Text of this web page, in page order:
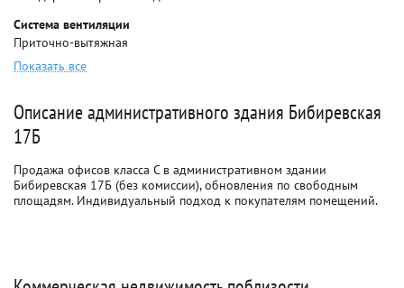
Система вентиляции
Приточно-вытяжная
Показать все
Описание административного здания Бибиревская
17Б
Продажа офисов класса C в административном здании
Бибиревская 17Б (без комиссии), обновления по свободным
площадям. Индивидуальный подход к покупателям помещений.